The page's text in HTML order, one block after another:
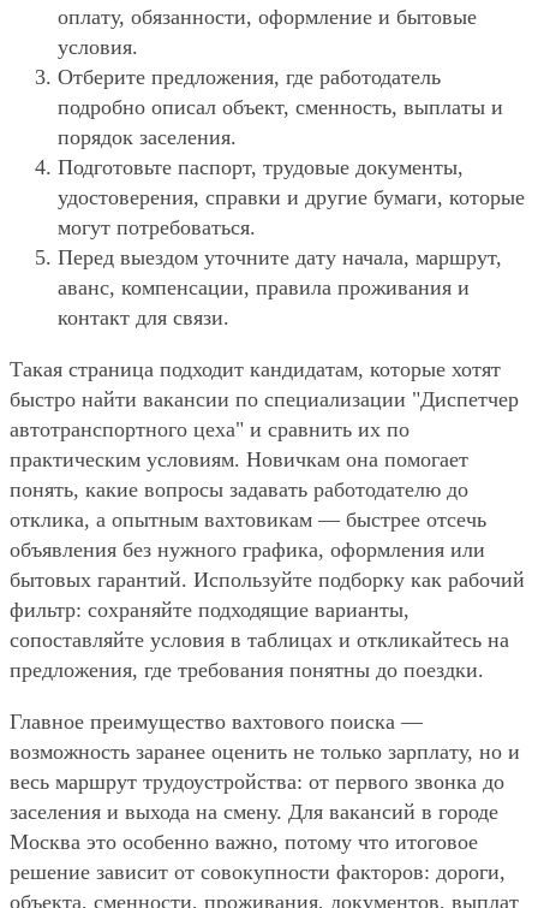
оплату, обязанности, оформление и бытовые
условия.
Отберите предложения, где работодатель
подробно описал объект, сменность, выплаты и
порядок заселения.
Подготовьте паспорт, трудовые документы,
удостоверения, справки и другие бумаги, которые
могут потребоваться.
Перед выездом уточните дату начала, маршрут,
аванс, компенсации, правила проживания и
контакт для связи.
Такая страница подходит кандидатам, которые хотят
быстро найти вакансии по специализации "Диспетчер
автотранспортного цеха" и сравнить их по
практическим условиям. Новичкам она помогает
понять, какие вопросы задавать работодателю до
отклика, а опытным вахтовикам — быстрее отсечь
объявления без нужного графика, оформления или
бытовых гарантий. Используйте подборку как рабочий
фильтр: сохраняйте подходящие варианты,
сопоставляйте условия в таблицах и откликайтесь на
предложения, где требования понятны до поездки.
Главное преимущество вахтового поиска —
возможность заранее оценить не только зарплату, но и
весь маршрут трудоустройства: от первого звонка до
заселения и выхода на смену. Для вакансий в городе
Москва это особенно важно, потому что итоговое
решение зависит от совокупности факторов: дороги,
объекта, сменности, проживания, документов, выплат